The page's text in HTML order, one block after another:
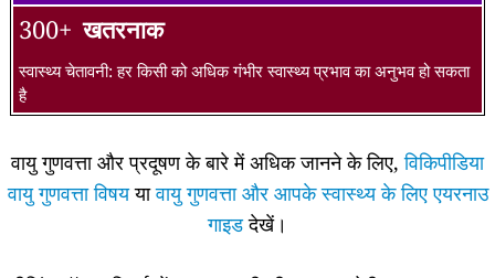
300+ खतरनाक
स्वास्थ्य चेतावनी: हर किसी को अधिक गंभीर स्वास्थ्य प्रभाव का अनुभव हो सकता
है
वायु गुणवत्ता और प्रदूषण के बारे में अधिक जानने के लिए,विकिपीडिया
वायु गुणवत्ता विषययावायु गुणवत्ता और आपके स्वास्थ्य के लिए एयरनाउ
गाइडदेखें।